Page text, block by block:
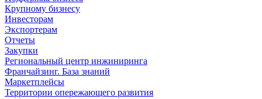
Крупному бизнесу
Инвесторам
Экспортерам
Отчеты
Закупки
Региональный центр инжиниринга
Франчайзинг. База знаний
Маркетплейсы
Территории опережающего развития